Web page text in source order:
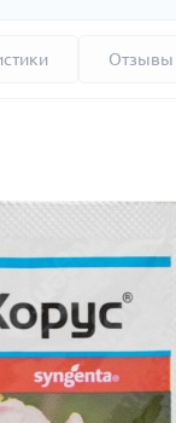
Отзывы